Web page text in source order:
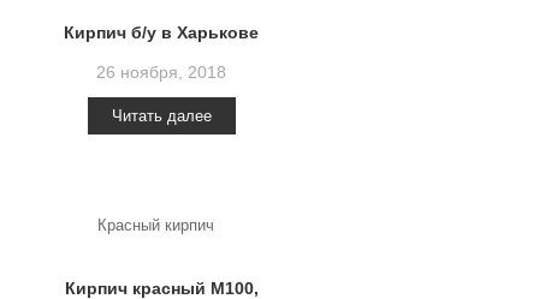
Кирпич б/у в Харькове
26 ноября, 2018
Читать далее
Красный кирпич
Кирпич красный М100,